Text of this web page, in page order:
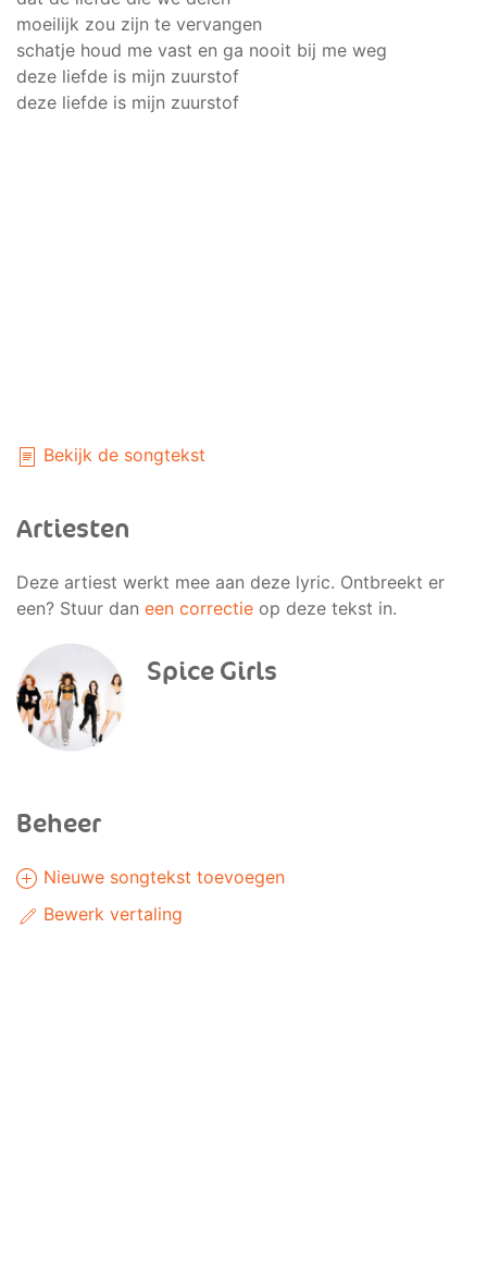
moeilijk zou zijn te vervangen
schatje houd me vast en ga nooit bij me weg
deze liefde is mijn zuurstof
deze liefde is mijn zuurstof
Bekijk de songtekst
Artiesten
Deze artiest werkt mee aan deze lyric. Ontbreekt er
een? Stuur dan een correctie op deze tekst in.
Spice Girls
Beheer
Nieuwe songtekst toevoegen
Bewerk vertaling